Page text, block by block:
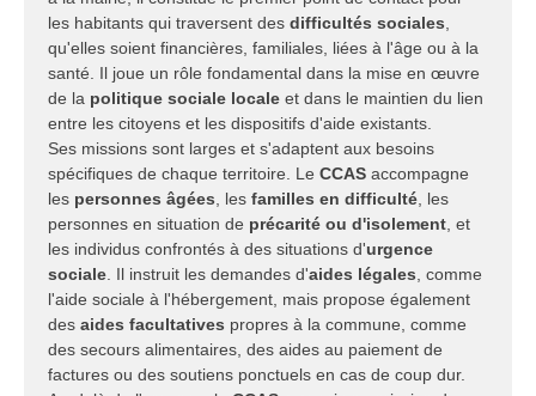
les habitants qui traversent des difficultés sociales
qu'elles soient financières, familiales, liées à l'âge ou à la
santé. Il joue un rôle fondamental dans la mise en œuvre
de la politique sociale locale et dans le maintien du lien
entre les citoyens et les dispositifs d'aide existants.
Ses missions sont larges et s'adaptent aux besoins
spécifiques de chaque territoire. Le CCAS accompagne
les personnes âgées , les familles en difficulté , les
personnes en situation de précarité ou d'isolement , et
les individus confrontés à des situations d'urgence
sociale . Il instruit les demandes d'aides légales , comme
l'aide sociale à l'hébergement, mais propose également
des aides facultatives propres à la commune, comme
des secours alimentaires, des aides au paiement de
factures ou des soutiens ponctuels en cas de coup dur.